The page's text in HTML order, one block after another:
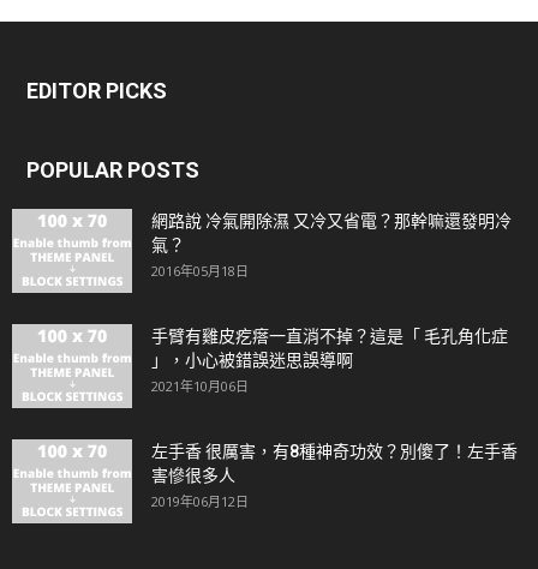
EDITOR PICKS
POPULAR POSTS
網路說 冷氣開除濕 又冷又省電？那幹嘛還發明冷
氣？
2016年05月18日
手臂有雞皮疙瘩一直消不掉？這是「 毛孔角化症
」，小心被錯誤迷思誤導啊
2021年10月06日
左手香 很厲害，有8種神奇功效？別傻了！左手香
害慘很多人
2019年06月12日